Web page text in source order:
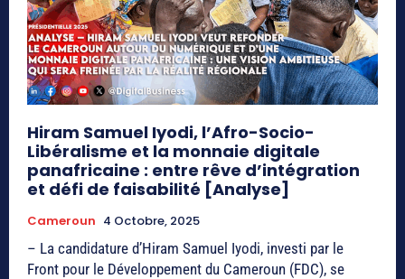
Hiram Samuel Iyodi, l’Afro-Socio-
Libéralisme et la monnaie digitale
panafricaine : entre rêve d’intégration
et défi de faisabilité [Analyse]
Cameroun 4 Octobre, 2025
– La candidature d’Hiram Samuel Iyodi, investi par le
Front pour le Développement du Cameroun (FDC), se